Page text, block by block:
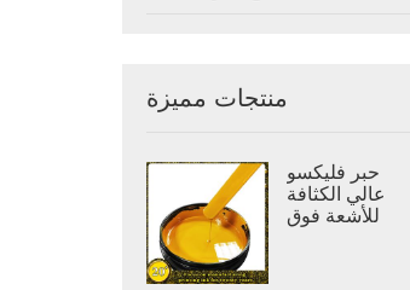
منتجات مميزة
حبر فليكسو
عالي الكثافة
للأشعة فوق